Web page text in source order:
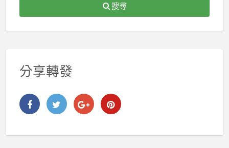
搜尋
分享轉發